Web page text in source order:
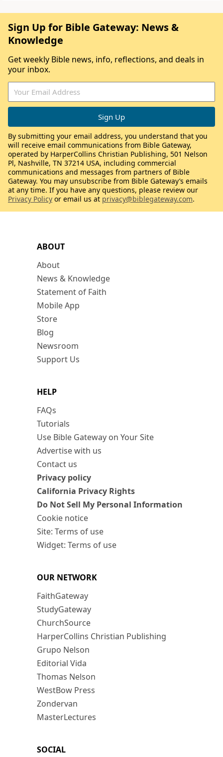
ABOUT
About
News & Knowledge
Statement of Faith
Mobile App
Store
Blog
Newsroom
Support Us
HELP
FAQs
Tutorials
Use Bible Gateway on Your Site
Advertise with us
Contact us
Privacy policy
California Privacy Rights
Do Not Sell My Personal Information
Cookie notice
Site: Terms of use
Widget: Terms of use
OUR NETWORK
FaithGateway
StudyGateway
ChurchSource
HarperCollins Christian Publishing
Grupo Nelson
Editorial Vida
Thomas Nelson
WestBow Press
Zondervan
MasterLectures
SOCIAL
Sign Up for Bible Gateway: News &
Knowledge
Get weekly Bible news, info, reflections, and deals in
your inbox.
By submitting your email address, you understand that you
will receive email communications from Bible Gateway,
operated by HarperCollins Christian Publishing, 501 Nelson
Pl, Nashville, TN 37214 USA, including commercial
communications and messages from partners of Bible
Gateway. You may unsubscribe from Bible Gateway’s emails
at any time. If you have any questions, please review our
Privacy Policy or email us at privacy@biblegateway.com.